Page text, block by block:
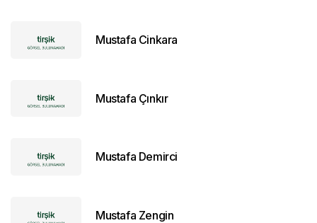
Mustafa Cinkara
Mustafa Çınkır
Mustafa Demirci
Mustafa Zengin